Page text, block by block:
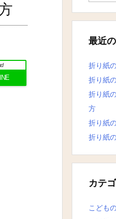
最近
折り紙
折り紙
折り紙
方
折り紙
折り紙
カテ
こども